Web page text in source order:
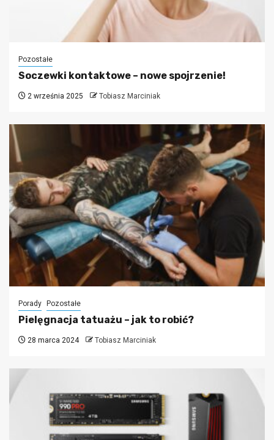
Pozostałe
Soczewki kontaktowe – nowe spojrzenie!
2 września 2025 Tobiasz Marciniak
Porady Pozostałe
Pielęgnacja tatuażu – jak to robić?
28 marca 2024 Tobiasz Marciniak